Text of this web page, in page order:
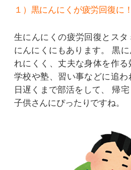
１）黒にんにくが疲労回復に！
生にんにくの疲労回復とス
にんにくにもあります。
黒に
れにくく、丈夫な身体を作る
学校や塾、習い事などに追
日遅くまで部活をして、
帰
子供さんにぴったりですね。